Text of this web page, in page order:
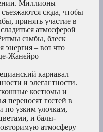
Миллионы
съезжаются сюда, чтобы
принять участие в
атмосферой
самбы, блеск
энергия – вот что
Жанейро
карнавал –
и элегантности.
костюмы и
переносят гостей в
по узким улочкам,
и балы-
атмосферу